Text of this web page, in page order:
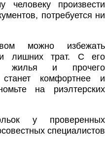
человеку произвести
потребуется ни
можно избежать
и лишних трат. С его
жилья и прочего
комфортнее и
на риэлтерских
у проверенных
специалистов